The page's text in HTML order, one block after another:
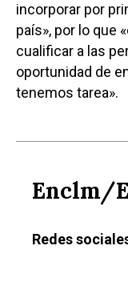
incorporar por
país», por lo que
cualificar a las
oportunidad de
tenemos tarea».
Enclm/
Redes